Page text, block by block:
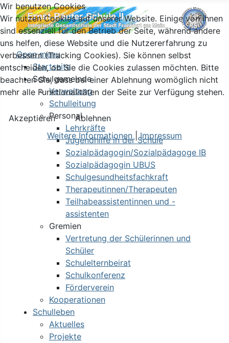
Open menu
Startseite
Schulgemeinde
Verwaltung
Schulleitung
Personal
Lehrkräfte
Jugendhilfe in der Schule
Sozialpädagogin/Sozialpädagoge IB
Sozialpädagogin UBUS
Schulgesundheitsfachkraft
Therapeutinnen/Therapeuten
Teilhabeassistentinnen und -
assistenten
Gremien
Vertretung der Schülerinnen und
Schüler
Schulelternbeirat
Schulkonferenz
Förderverein
Kooperationen
Schulleben
Aktuelles
Projekte
Wir benutzen Cookies
Wir nutzen Cookies auf unserer Website. Einige von ihnen
sind essenziell für den Betrieb der Seite, während andere
uns helfen, diese Website und die Nutzererfahrung zu
verbessern (Tracking Cookies). Sie können selbst
entscheiden, ob Sie die Cookies zulassen möchten. Bitte
beachten Sie, dass bei einer Ablehnung womöglich nicht
mehr alle Funktionalitäten der Seite zur Verfügung stehen.
Akzeptieren
Ablehnen
Weitere Informationen |Impressum